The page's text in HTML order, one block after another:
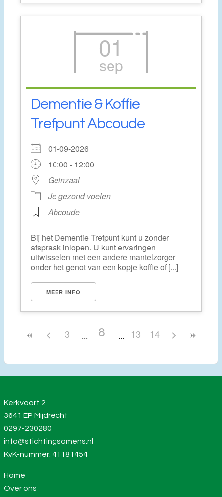
01
sep
Dementie & Koffie
Trefpunt Abcoude
01-09-2026
10:00 - 12:00
Geinzaal
Je gezond voelen
Abcoude
Bij het Dementie Trefpunt kunt u zonder
afspraak inlopen. U kunt ervaringen
uitwisselen met een andere mantelzorger
onder het genot van een kopje koffie of [...]
MEER INFO
3 8 13 14
Kerkvaart 2
3641 EP Mijdrecht
0297-230280
info@stichtingsamens.nl
KvK-nummer: 41181454
Home
Over ons